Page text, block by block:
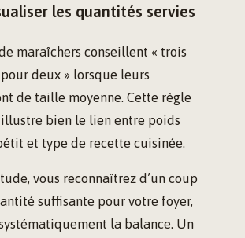
les quantités servies
maraîchers conseillent « trois
deux » lorsque leurs
de taille moyenne. Cette règle
bien le lien entre poids
et type de recette cuisinée.
vous reconnaîtrez d’un coup
suffisante pour votre foyer,
la balance. Un